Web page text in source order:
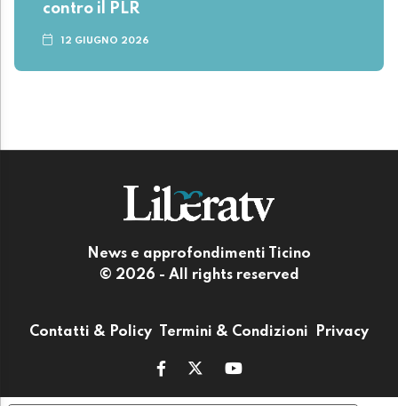
contro il PLR
12 GIUGNO 2026
News e approfondimenti Ticino
© 2026 - All rights reserved
Contatti & Policy Termini & Condizioni Privacy